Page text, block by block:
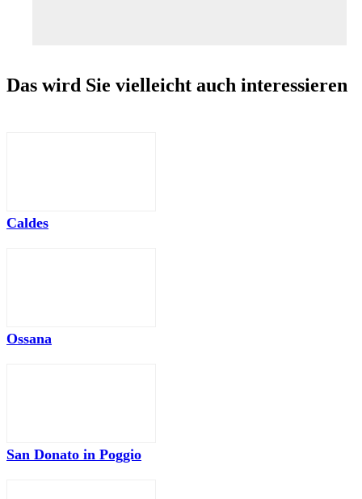
Das wird Sie vielleicht auch interessieren
Caldes
Ossana
San Donato in Poggio